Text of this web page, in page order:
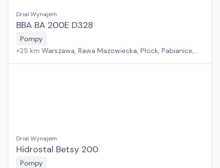
Drial Wynajem
BBA BA 200E D328
Pompy
+25 km Warszawa, Rawa Mazowiecka, Płock, Pabianice,
Drial Wynajem
Hidrostal Betsy 200
Pompy